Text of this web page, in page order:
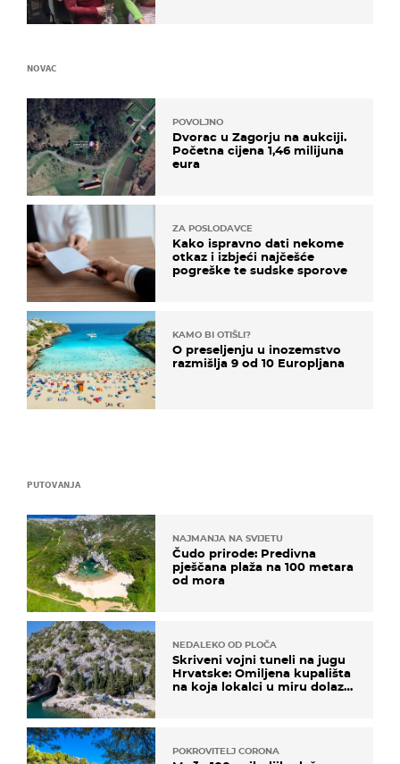
PUTOVANJA
NAJMANJA NA SVIJETU
Čudo prirode: Predivna
pješčana plaža na 100 metara
od mora
NEDALEKO OD PLOČA
Skriveni vojni tuneli na jugu
Hrvatske: Omiljena kupališta
na koja lokalci u miru dolaze
POKROVITELJ CORONA
NOVAC
POVOLJNO
Dvorac u Zagorju na aukciji.
Početna cijena 1,46 milijuna
eura
ZA POSLODAVCE
Kako ispravno dati nekome
otkaz i izbjeći najčešće
pogreške te sudske sporove
KAMO BI OTIŠLI?
O preseljenju u inozemstvo
razmišlja 9 od 10 Europljana